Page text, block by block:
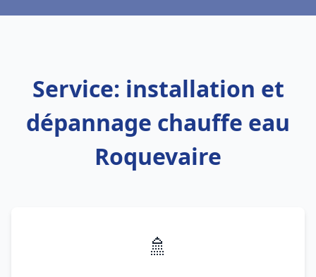
Service: installation et
dépannage chauffe eau
Roquevaire
🚿